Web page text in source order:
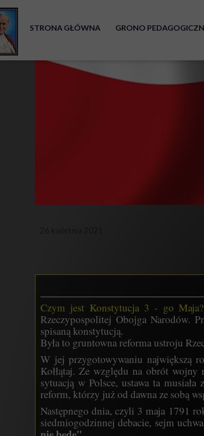
STRONA GŁÓWNA
OGŁOSZENIA
GRONO
Czym jest Konstytucja 3 - go
Rzeczypospolitej Obojga Narodów.
spisaną konstytucją.
Była to gruntowna reforma ustroju
W jej przygotowywaniu największą
Kołłątaj. Ze względu na obrót
sytuacją w Polsce, ustawa ta
reform, którzy już od dawna ze sobą
Następnego dnia, czyli 3 maja 1791
siedmiogodzinnej debacie, sejm